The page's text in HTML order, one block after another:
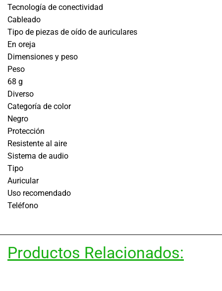
Tecnología de conectividad
Cableado
Tipo de piezas de oído de auriculares
En oreja
Dimensiones y peso
Peso
68 g
Diverso
Categoría de color
Negro
Protección
Resistente al aire
Sistema de audio
Tipo
Auricular
Uso recomendado
Teléfono
Productos Relacionados: